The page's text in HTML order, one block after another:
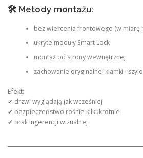
🛠 Metody montażu:
bez wiercenia frontowego (w miarę
ukryte moduły Smart Lock
montaż od strony wewnętrznej
zachowanie oryginalnej klamki i
Efekt:
✔ drzwi wyglądają jak wcześniej
✔ bezpieczeństwo rośnie kilkukrotnie
✔ brak ingerencji wizualnej